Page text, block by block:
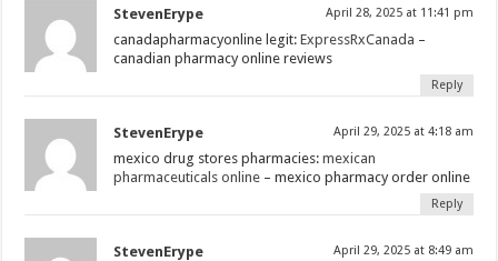
StevenErype April 28, 2025 at 11:41 pm
canadapharmacyonline legit:ExpressRxCanada –
canadian pharmacy online reviews
Reply
StevenErype April 29, 2025 at 4:18 am
mexico drug stores pharmacies:mexican
pharmaceuticals online – mexico pharmacy order online
Reply
StevenErype April 29, 2025 at 8:49 am